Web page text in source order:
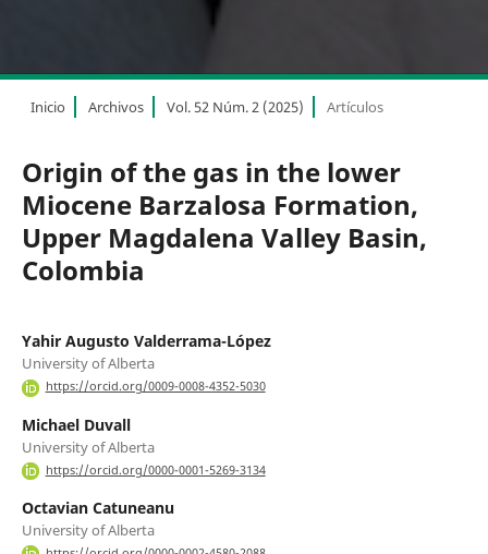
Inicio Archivos Vol. 52 Núm. 2 (2025) Artículos
Origin of the gas in the lower
Miocene Barzalosa Formation,
Upper Magdalena Valley Basin,
Colombia
Yahir Augusto Valderrama-López
University of Alberta
https://orcid.org/0009-0008-4352-5030
Michael Duvall
University of Alberta
https://orcid.org/0000-0001-5269-3134
Octavian Catuneanu
University of Alberta